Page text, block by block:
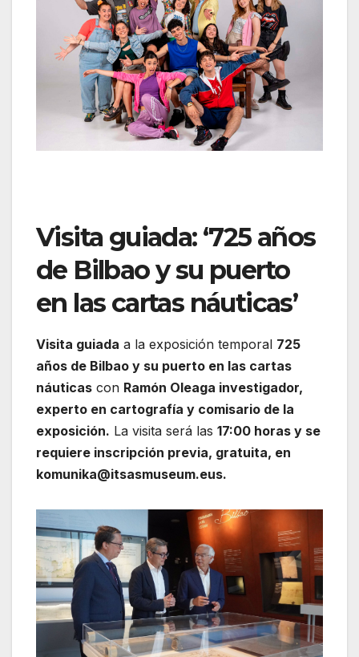
Visita guiada: ‘725 años
de Bilbao y su puerto
en las cartas náuticas’
Visita guiada a la exposición temporal 725
años de Bilbao y su puerto en las cartas
náuticas con Ramón Oleaga investigador,
experto en cartografía y comisario de la
exposición. La visita será las 17:00 horas y se
requiere inscripción previa, gratuita, en
komunika@itsasmuseum.eus.